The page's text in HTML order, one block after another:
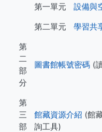
第一單元 設備與
第二單元 學習共
第
二
部
分
圖書館帳號密碼 (
第
三
部
館藏資源介紹 (館
詢工具)